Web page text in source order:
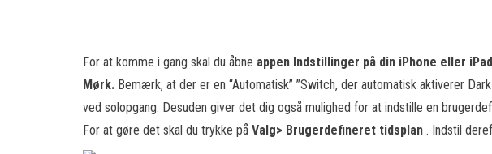
For at komme i gang skal du åbne appen Indstillinger på din iPhone eller
Mørk. Bemærk, at der er en “Automatisk” ”Switch, der automatisk aktiverer
ved solopgang. Desuden giver det dig også mulighed for at indstille en
For at gøre det skal du trykke på Valg> Brugerdefineret tidsplan . Indstil